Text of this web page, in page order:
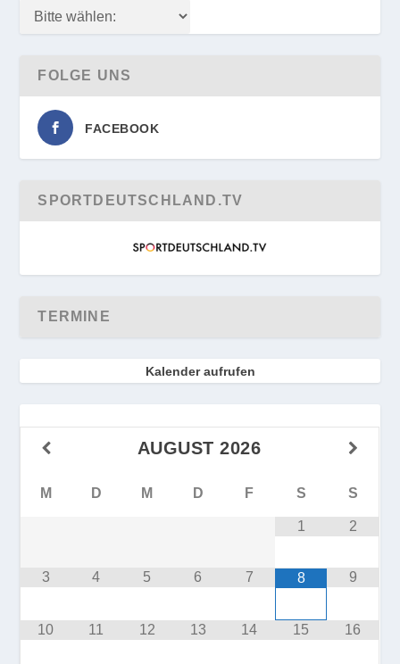
FOLGE UNS
FACEBOOK
SPORTDEUTSCHLAND.TV
TERMINE
Kalender aufrufen
AUGUST 2026
M D M D F S S
1 2
3 4 5 6 7 8 9
10 11 12 13 14 15 16